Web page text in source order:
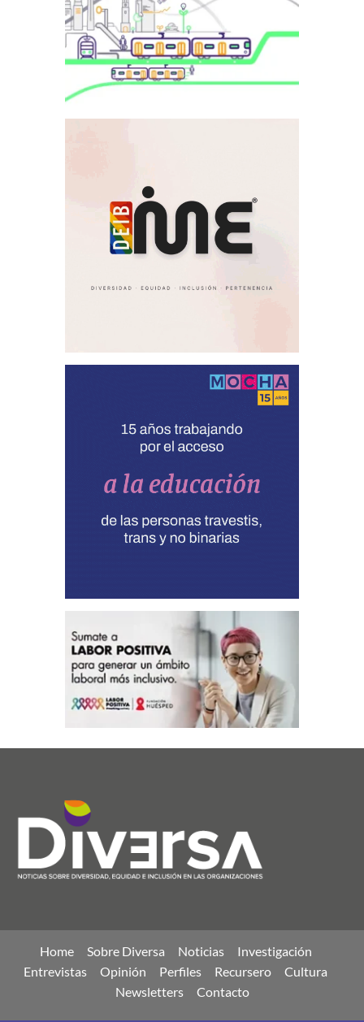
Home Sobre Diversa Noticias
Investigación
Entrevistas
Opinión Perfiles Recursero
Cultura
Newsletters
Contacto